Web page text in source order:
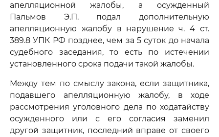
апелляционной жалобы, а осужденный
Пальмов Э.П. подал дополнительную
апелляционную жалобу в нарушение ч. 4 ст.
389.8 УПК РФ позднее, чем за 5 суток до начала
судебного заседания, то есть по истечении
установленного срока подачи такой жалобы.
Между тем по смыслу закона, если защитника,
подавшего апелляционную жалобу, в ходе
рассмотрения уголовного дела по ходатайству
осужденного или с его согласия заменил
другой защитник, последний вправе от своего